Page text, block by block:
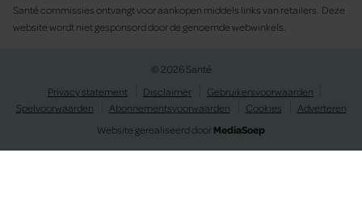
Santé commissies ontvangt voor aankopen middels links van retailers. Deze
website wordt niet gesponsord door de genoemde webwinkels.
© 2026 Santé
Privacy statement
Disclaimer
Gebruikersvoorwaarden
Spelvoorwaarden
Abonnementsvoorwaarden Cookies
Adverteren
Website gerealiseerd doorMediaSoep